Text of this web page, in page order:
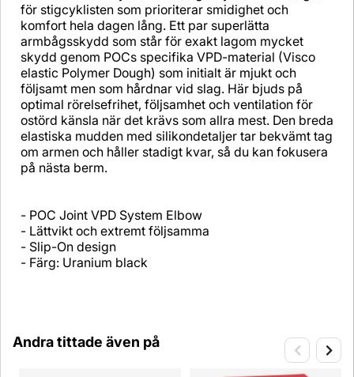
för stigcyklisten som prioriterar smidighet och
komfort hela dagen lång. Ett par superlätta
armbågsskydd som står för exakt lagom mycket
skydd genom POCs specifika VPD-material (Visco
elastic Polymer Dough) som initialt är mjukt och
följsamt men som hårdnar vid slag. Här bjuds på
optimal rörelsefrihet, följsamhet och ventilation för
ostörd känsla när det krävs som allra mest. Den breda
elastiska mudden med silikondetaljer tar bekvämt tag
om armen och håller stadigt kvar, så du kan fokusera
på nästa berm.
- POC Joint VPD System Elbow
- Lättvikt och extremt följsamma
- Slip-On design
- Färg: Uranium black
Andra tittade även på